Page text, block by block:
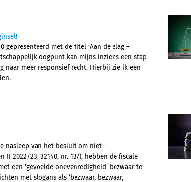
gepresenteerd met de titel ‘Aan de slag –
oogpunt kan mijns inziens een stap
naar meer responsief recht. Hierbij zie ik een
nasleep van het besluit om niet-
II 2022/23, 32140, nr. 137), hebben de fiscale
een ‘gevoelde onevenredigheid’ bezwaar te
met slogans als ‘bezwaar, bezwaar,